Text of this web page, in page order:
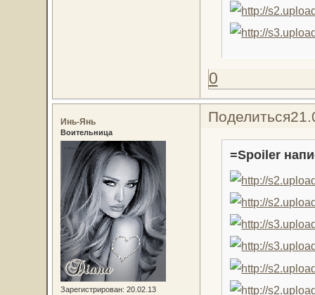
0
Поделиться
Инь-Янь
Воительница
Зарегистрирован: 20.02.13
=Spoiler